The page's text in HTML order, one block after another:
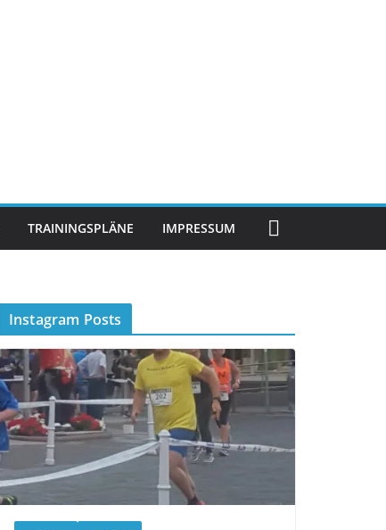
TRAININGSPLÄNE IMPRESSUM
Instagram Posts